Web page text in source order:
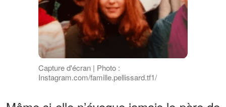
Capture d'écran | Photo :
Instagram.com/famille.pellissard.tf1/